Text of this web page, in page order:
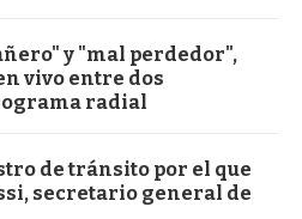
y "mal perdedor",
vivo entre dos
radial
de tránsito por el que
secretario general de